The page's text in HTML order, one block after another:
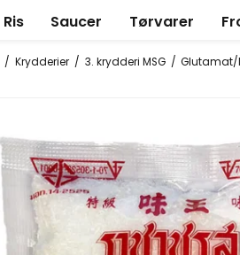
Ris Saucer Tørvarer
/ Krydderier / 3. krydderi MSG / Glutamat/